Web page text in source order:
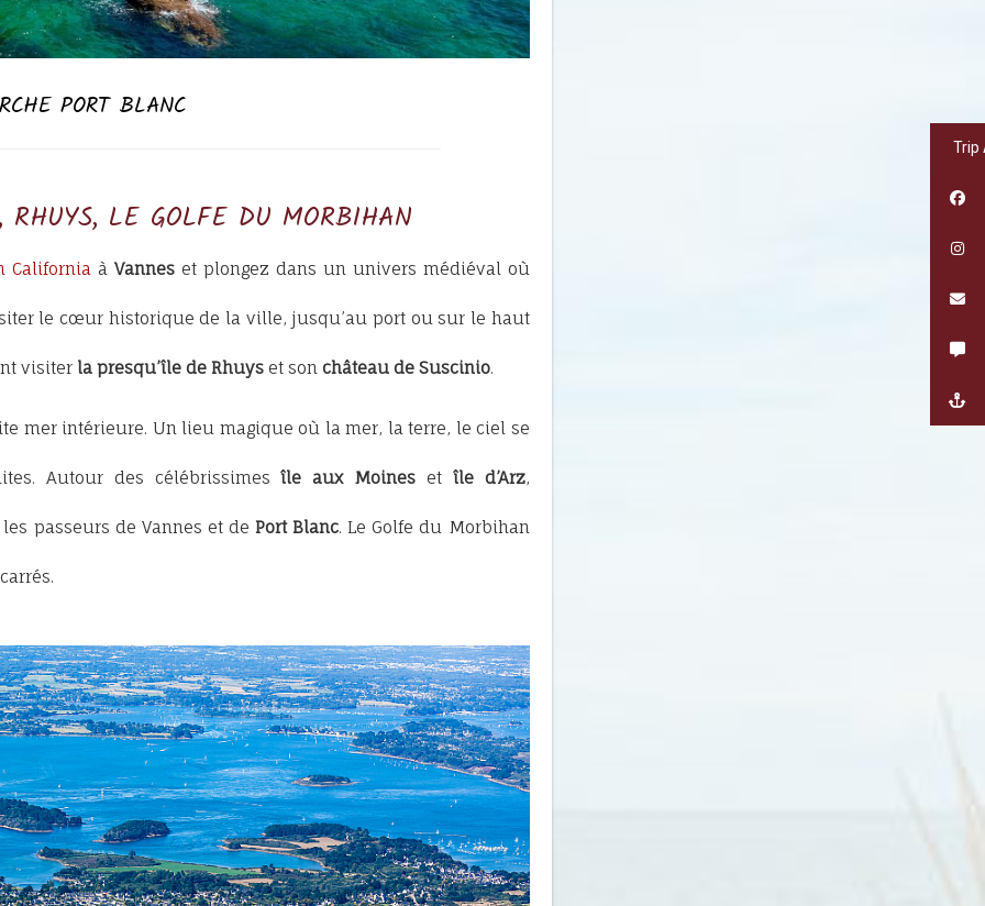
PORT BLANC
LE GOLFE DU MORBIHAN
Californiaà Vannes et plongez dans un univers médiéval où
le cœur historique de la ville, jusqu’au port ou sur le haut
visiter la presqu’île de Rhuys et son château de Suscinio.
mer intérieure. Un lieu magique où la mer, la terre, le ciel se
Autour des célébrissimesîle aux Moines et île d’Arz,
passeurs de Vannes et de Port Blanc. Le Golfe du Morbihan
Trip